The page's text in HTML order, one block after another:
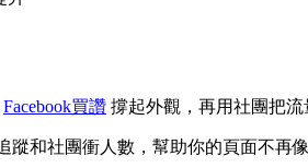
Facebook買讚 撐起外觀，再用社團把流
蹤和社團衝人數，幫助你的頁面不再